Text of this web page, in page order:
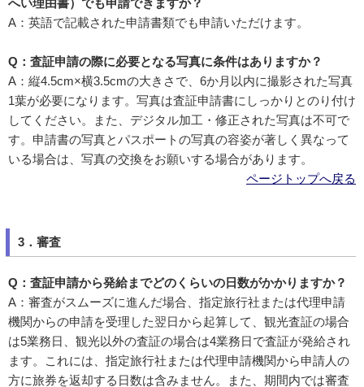
へい理由書）でも申請できますか？
A：英語で記載された申請書類でも申請いただけます。
Q：査証申請の際に必要となる写真に条件はありますか？
A：縦4.5cm×横3.5cmの大きさで、6か月以内に撮影された写真
1葉が必要になります。写真は査証申請書にしっかりとのり付け
してください。また、デジタル加工・修正された写真は不可で
す。申請書の写真とパスポートの写真の容姿が著しく異なって
いる場合は、写真の交換をお願いする場合があります。
ページトップへ戻る
3．審査
Q：査証申請から発給までどのくらいの日数がかかりますか？
A：審査がスムーズに進んだ場合、指定旅行社または代理申請
機関からの申請を受理した翌日から起算して、観光査証の場合
は5業務日、観光以外の査証の場合は4業務日で査証が発給され
ます。これには、指定旅行社または代理申請機関から申請人の
方に旅券を返却する日数は含みません。また、期間内では審査